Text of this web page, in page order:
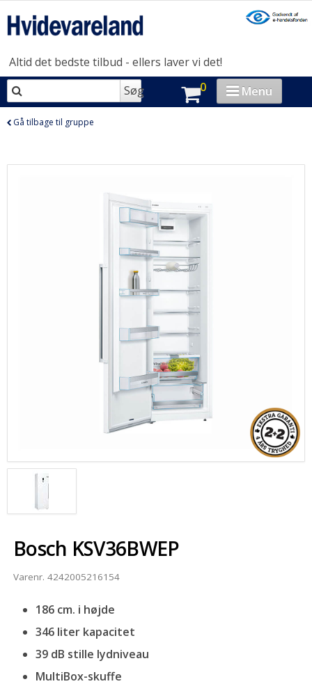
Altid det bedste tilbud - ellers laver vi det!
Søg
0 Menu
VASK & TØR
Gå tilbage til gruppe
Bosch KSV36BWEP
Varenr.4242005216154
186 cm. i højde
346 liter kapacitet
39 dB stille lydniveau
MultiBox-skuffe